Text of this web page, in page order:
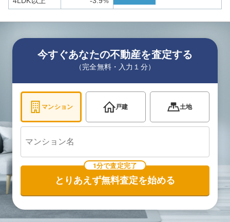
今すぐあなたの不動産を査定する
（完全無料・入力１分）
マンション 戸建 土地
1分で査定完了
とりあえず無料査定を始める